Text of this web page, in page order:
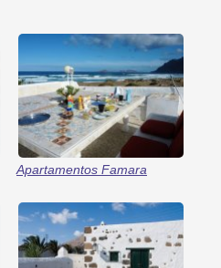
Apartamentos Famara